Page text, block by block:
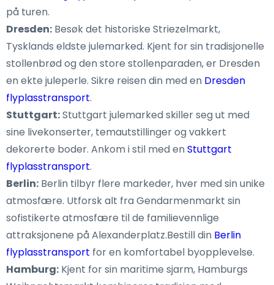
på turen.
Dresden: Besøk det historiske Striezelmarkt,
Tysklands eldste julemarked. Kjent for sin tradisjonelle
stollenbrød og den store stollenparaden, er Dresden
en ekte juleperle. Sikre reisen din med en Dresden
flyplasstransport.
Stuttgart:Stuttgart julemarked skiller seg ut med
sine livekonserter, temautstillinger og vakkert
dekorerte boder. Ankom i stil med enStuttgart
flyplasstransport.
Berlin: Berlin tilbyr flere markeder, hver med sin unike
atmosfære. Utforsk alt fra Gendarmenmarkt sin
sofistikerte atmosfære til de familievennlige
attraksjonene på Alexanderplatz.Bestill din Berlin
flyplasstransport for en komfortabel byopplevelse.
Hamburg: Kjent for sin maritime sjarm, Hamburgs